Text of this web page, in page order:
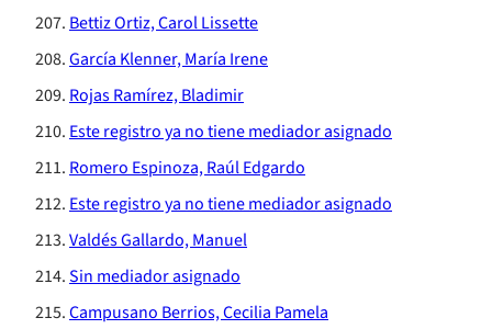
Bettiz Ortiz, Carol Lissette
García Klenner, María Irene
Rojas Ramírez, Bladimir
Este registro ya no tiene mediador asignado
Romero Espinoza, Raúl Edgardo
Este registro ya no tiene mediador asignado
Valdés Gallardo, Manuel
Sin mediador asignado
Campusano Berrios, Cecilia Pamela